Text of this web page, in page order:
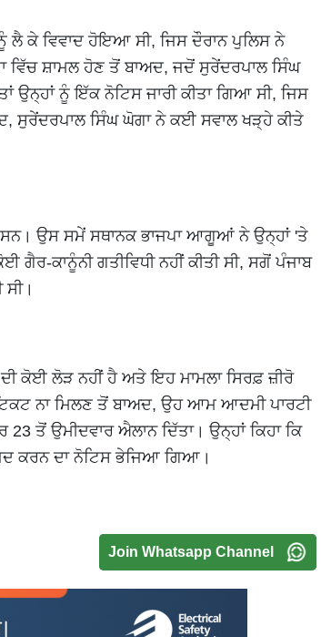
ਲੈ ਕੇ ਵਿਵਾਦ ਹੋਇਆ ਸੀ, ਜਿਸ ਦੌਰਾਨ ਪੁਲਿਸ ਨੇ
ਵਿੱਚ ਸ਼ਾਮਲ ਹੋਣ ਤੋਂ ਬਾਅਦ, ਜਦੋਂ ਸੁਰੇਂਦਰਪਾਲ ਸਿੰਘ
ਉਨ੍ਹਾਂ ਨੂੰ ਇੱਕ ਨੋਟਿਸ ਜਾਰੀ ਕੀਤਾ ਗਿਆ ਸੀ, ਜਿਸ
ਸੁਰੇਂਦਰਪਾਲ ਸਿੰਘ ਘੋਗਾ ਨੇ ਕਈ ਸਵਾਲ ਖੜ੍ਹੇ ਕੀਤੇ
ਉਸ ਸਮੇਂ ਸਥਾਨਕ ਭਾਜਪਾ ਆਗੂਆਂ ਨੇ ਉਨ੍ਹਾਂ 'ਤੇ
ਕਾਨੂੰਨੀ ਗਤੀਵਿਧੀ ਨਹੀਂ ਕੀਤੀ ਸੀ, ਸਗੋਂ ਪੰਜਾਬ
ਦੀ ਕੋਈ ਲੋੜ ਨਹੀਂ ਹੈ ਅਤੇ ਇਹ ਮਾਮਲਾ ਸਿਰਫ਼ ਜ਼ੀਰੋ
ਨਾ ਮਿਲਣ ਤੋਂ ਬਾਅਦ, ਉਹ ਆਮ ਆਦਮੀ ਪਾਰਟੀ
ਤੋਂ ਉਮੀਦਵਾਰ ਐਲਾਨ ਦਿੱਤਾ। ਉਨ੍ਹਾਂ ਕਿਹਾ ਕਿ
ਕਰਨ ਦਾ ਨੋਟਿਸ ਭੇਜਿਆ ਗਿਆ।
Join Whatsapp Channel